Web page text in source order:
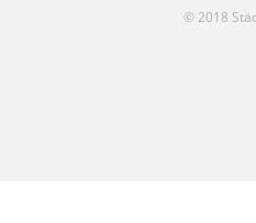
© 2018